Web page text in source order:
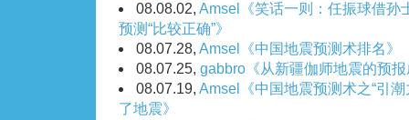
08.08.02, Amsel《笑话一则：任振球借孙
预测“比较正确”》
08.07.28, Amsel《中国地震预测术排名》
08.07.25, gabbro《从新疆伽师地震的预
08.07.19, Amsel《中国地震预测术之“引
了地震》